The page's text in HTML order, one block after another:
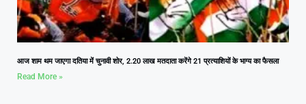
आज शाम थम जाएगा दतिया में चुनावी शोर, 2.20 लाख मतदाता करेंगे 21 प्रत्याशियों के भाग्य का फैसला
Read More »